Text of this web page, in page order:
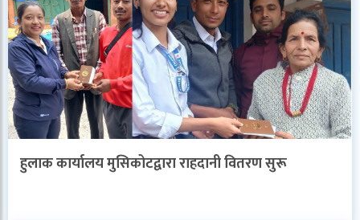
हुलाक कार्यालय मुसिकोटद्वारा राहदानी वितरण सुरू